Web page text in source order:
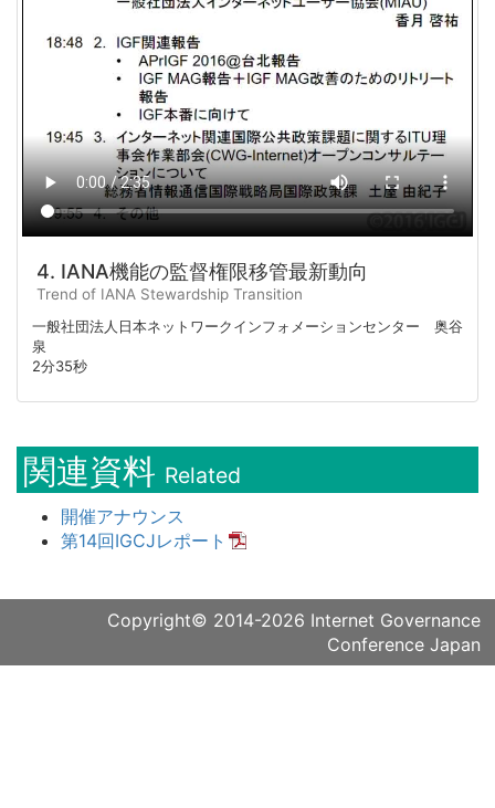
4. IANA機能の監督権限移管最新動向
Trend of IANA Stewardship Transition
一般社団法人日本ネットワークインフォメーションセンター 奥谷
泉
2分35秒
関連資料 Related
開催アナウンス
第14回IGCJレポート
Copyright© 2014-2026 Internet Governance
Conference Japan